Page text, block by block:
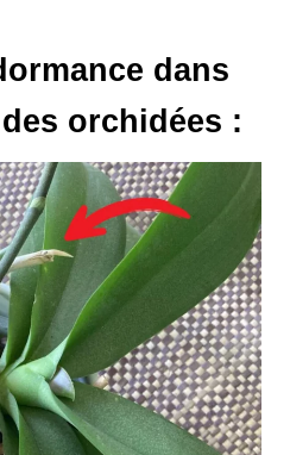
dans
orchidées :